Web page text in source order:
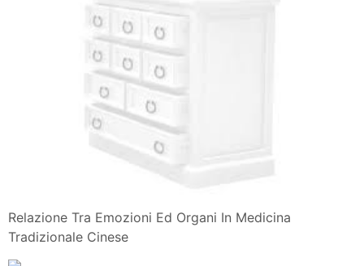
Relazione Tra Emozioni Ed Organi In Medicina
Tradizionale Cinese